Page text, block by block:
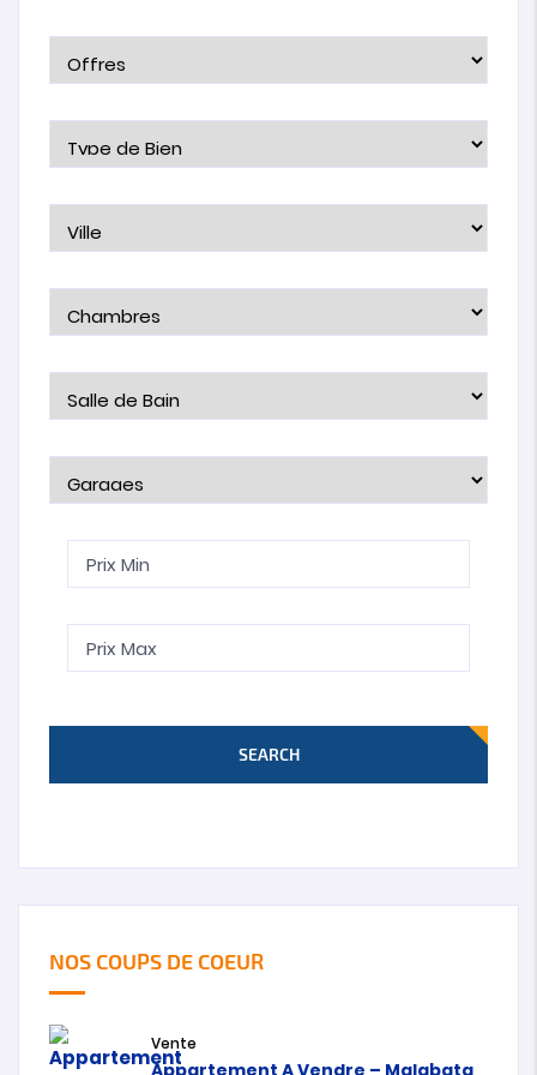
SEARCH
NOS COUPS DE COEUR
Vente
Appartement A Vendre – Malabata